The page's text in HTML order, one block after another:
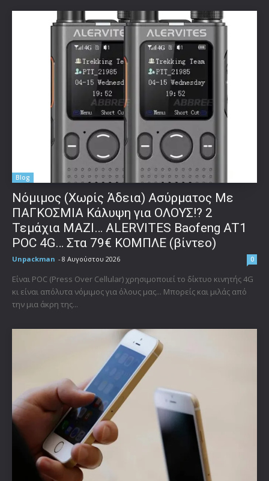
Blog
Νόμιμος (Χωρίς Άδεια) Ασύρματος Με
ΠΑΓΚΟΣΜΙΑ Κάλυψη για ΟΛΟΥΣ!? 2
Τεμάχια ΜΑΖΙ… ALERVITES Baofeng AT1
POC 4G… Στα 79€ ΚΟΜΠΛΕ (βίντεο)
Unpackman - 8 Αυγούστου 2026 0
Είναι POC (Press Over Cellular) χρησιμοποιεί το δίκτυο κινητής 4G
κι είναι απόλυτα νόμιμος για όλους μας... Μπορείς και μιλάς από
την μια άκρη της...